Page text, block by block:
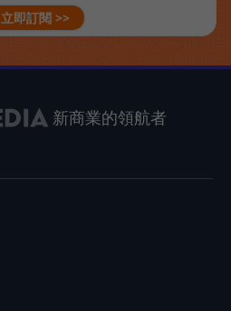
立即訂閱 >>
新商業的領航者